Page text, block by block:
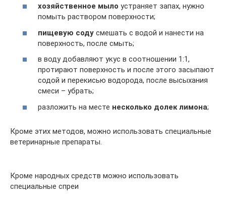
хозяйственное мыло устраняет запах, нужно
помыть раствором поверхности;
пищевую соду смешать с водой и нанести на
поверхность, после смыть;
в воду добавляют укус в соотношении 1:1,
протирают поверхность и после этого засыпают
содой и перекисью водорода, после высыхания
смеси – убрать;
разложить на месте несколько долек лимона;
Кроме этих методов, можно использовать специальные
ветеринарные препараты.
Кроме народных средств можно использовать
специальные спреи